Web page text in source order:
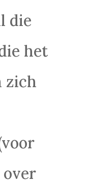
die
het
zich